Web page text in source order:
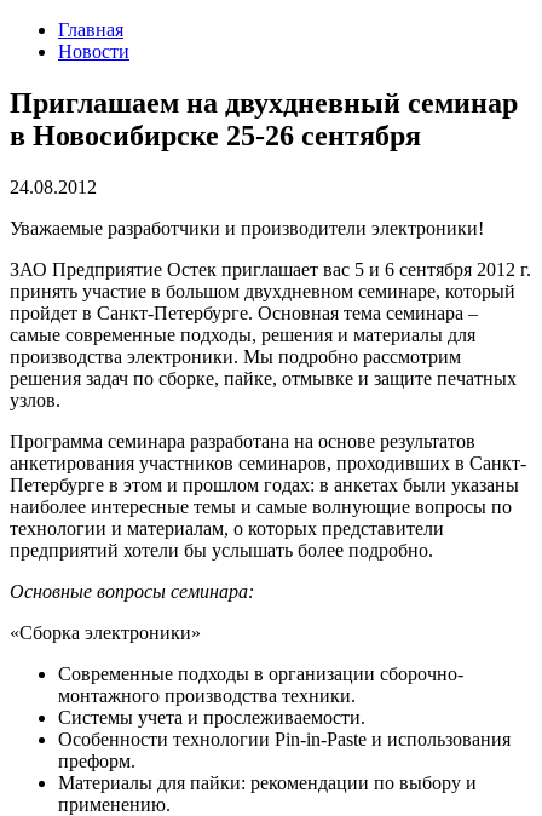
Главная
Новости
Приглашаем на двухдневный семинар
в Новосибирске 25-26 сентября
24.08.2012
Уважаемые разработчики и производители электроники!
ЗАО Предприятие Остек приглашает вас 5 и 6 сентября 2012 г.
принять участие в большом двухдневном семинаре, который
пройдет в Санкт-Петербурге. Основная тема семинара –
самые современные подходы, решения и материалы для
производства электроники. Мы подробно рассмотрим
решения задач по сборке, пайке, отмывке и защите печатных
узлов.
Программа семинара разработана на основе результатов
анкетирования участников семинаров, проходивших в Санкт-
Петербурге в этом и прошлом годах: в анкетах были указаны
наиболее интересные темы и самые волнующие вопросы по
технологии и материалам, о которых представители
предприятий хотели бы услышать более подробно.
Основные вопросы семинара:
«Сборка электроники»
Современные подходы в организации сборочно-
монтажного производства техники.
Системы учета и прослеживаемости.
Особенности технологии Pin-in-Paste и использования
преформ.
Материалы для пайки: рекомендации по выбору и
применению.